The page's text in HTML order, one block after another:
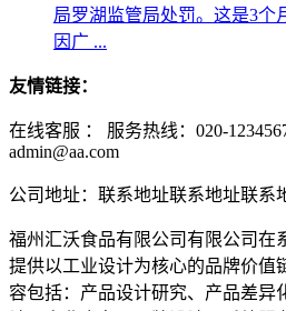
局罗湖监管局处罚。这是3个
因广 ...
友情链接：
在线客服 ：
服务热线：020-
admin@aa.com
公司地址：联系地址联系地址联系
福州汇沃食品有限公司有限公司在
提供以工业设计为核心的品牌价值
容包括：产品设计研究、产品差异